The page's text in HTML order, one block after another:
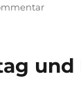
am
zu
und